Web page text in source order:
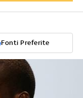
Fonti Preferite